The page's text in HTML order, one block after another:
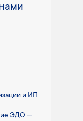
и ИП
ЭДО —